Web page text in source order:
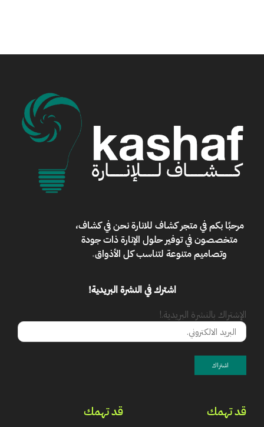
مرحبًا بكم فيمتجر كشاف للانارةنحن في كشاف،
متخصصون في توفير حلول الإنارة ذات جودة
وتصاميم متنوعة لتناسب كل الأذواق.
اشترك في النشرة البريدية!
الإشتراك بالنشرة البريدية.!
قد تهمك قد تهمك